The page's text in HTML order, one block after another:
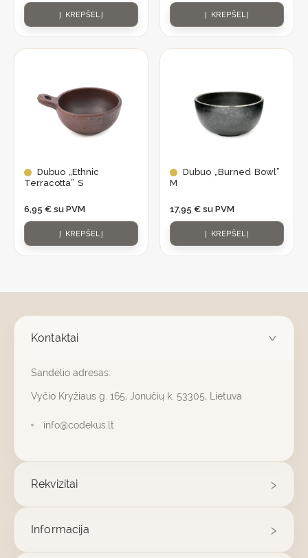
Į KREPŠELĮ Į KREPŠELĮ
Dubuo „Ethnic
Terracotta” S
6,95 € su PVM
Į KREPŠELĮ
Dubuo „Burned Bowl”
M
17,95 € su PVM
Į KREPŠELĮ
Kontaktai
Sandėlio adresas:
Vyčio Kryžiaus g. 165, Jonučių k. 53305, Lietuva
info@codekus.lt
Rekvizitai
Informacija